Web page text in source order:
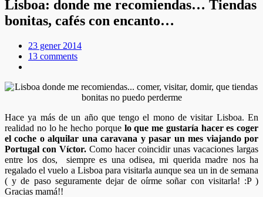
Lisboa: donde me recomiendas… Tiendas
bonitas, cafés con encanto…
23 gener 2014
13 comments
Hace ya más de un año que tengo el mono de visitar Lisboa. En
realidad no lo he hecho porque lo que me gustaría hacer es coger
el coche o alquilar una caravana y pasar un mes viajando por
Portugal con Víctor. Como hacer coincidir unas vacaciones largas
entre los dos, siempre es una odisea, mi querida madre nos ha
regalado el vuelo a Lisboa para visitarla aunque sea un in de semana
( y de paso seguramente dejar de oírme soñar con visitarla! :P )
Gracias mamá!!